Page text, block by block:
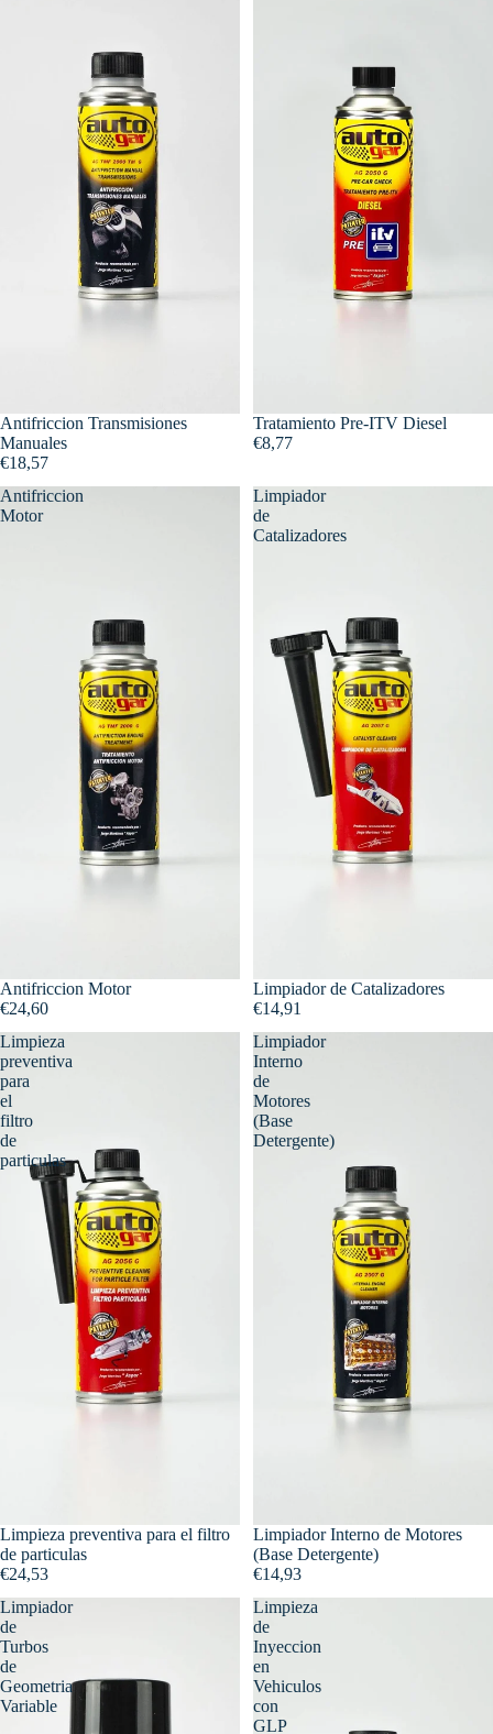
Antifriccion Transmisiones
Manuales
€18,57
Tratamiento Pre-ITV Diesel
€8,77
Antifriccion
Motor
Antifriccion Motor
€24,60
Limpiador
de
Catalizadores
Limpiador de Catalizadores
€14,91
Limpieza
preventiva
para
el
filtro
de
particulas
Limpieza preventiva para el filtro
de particulas
€24,53
Limpiador
Interno
de
Motores
(Base
Detergente)
Limpiador Interno de Motores
(Base Detergente)
€14,93
Limpiador
de
Turbos
de
Geometria
Variable
Limpieza
de
Inyeccion
en
Vehiculos
con
GLP